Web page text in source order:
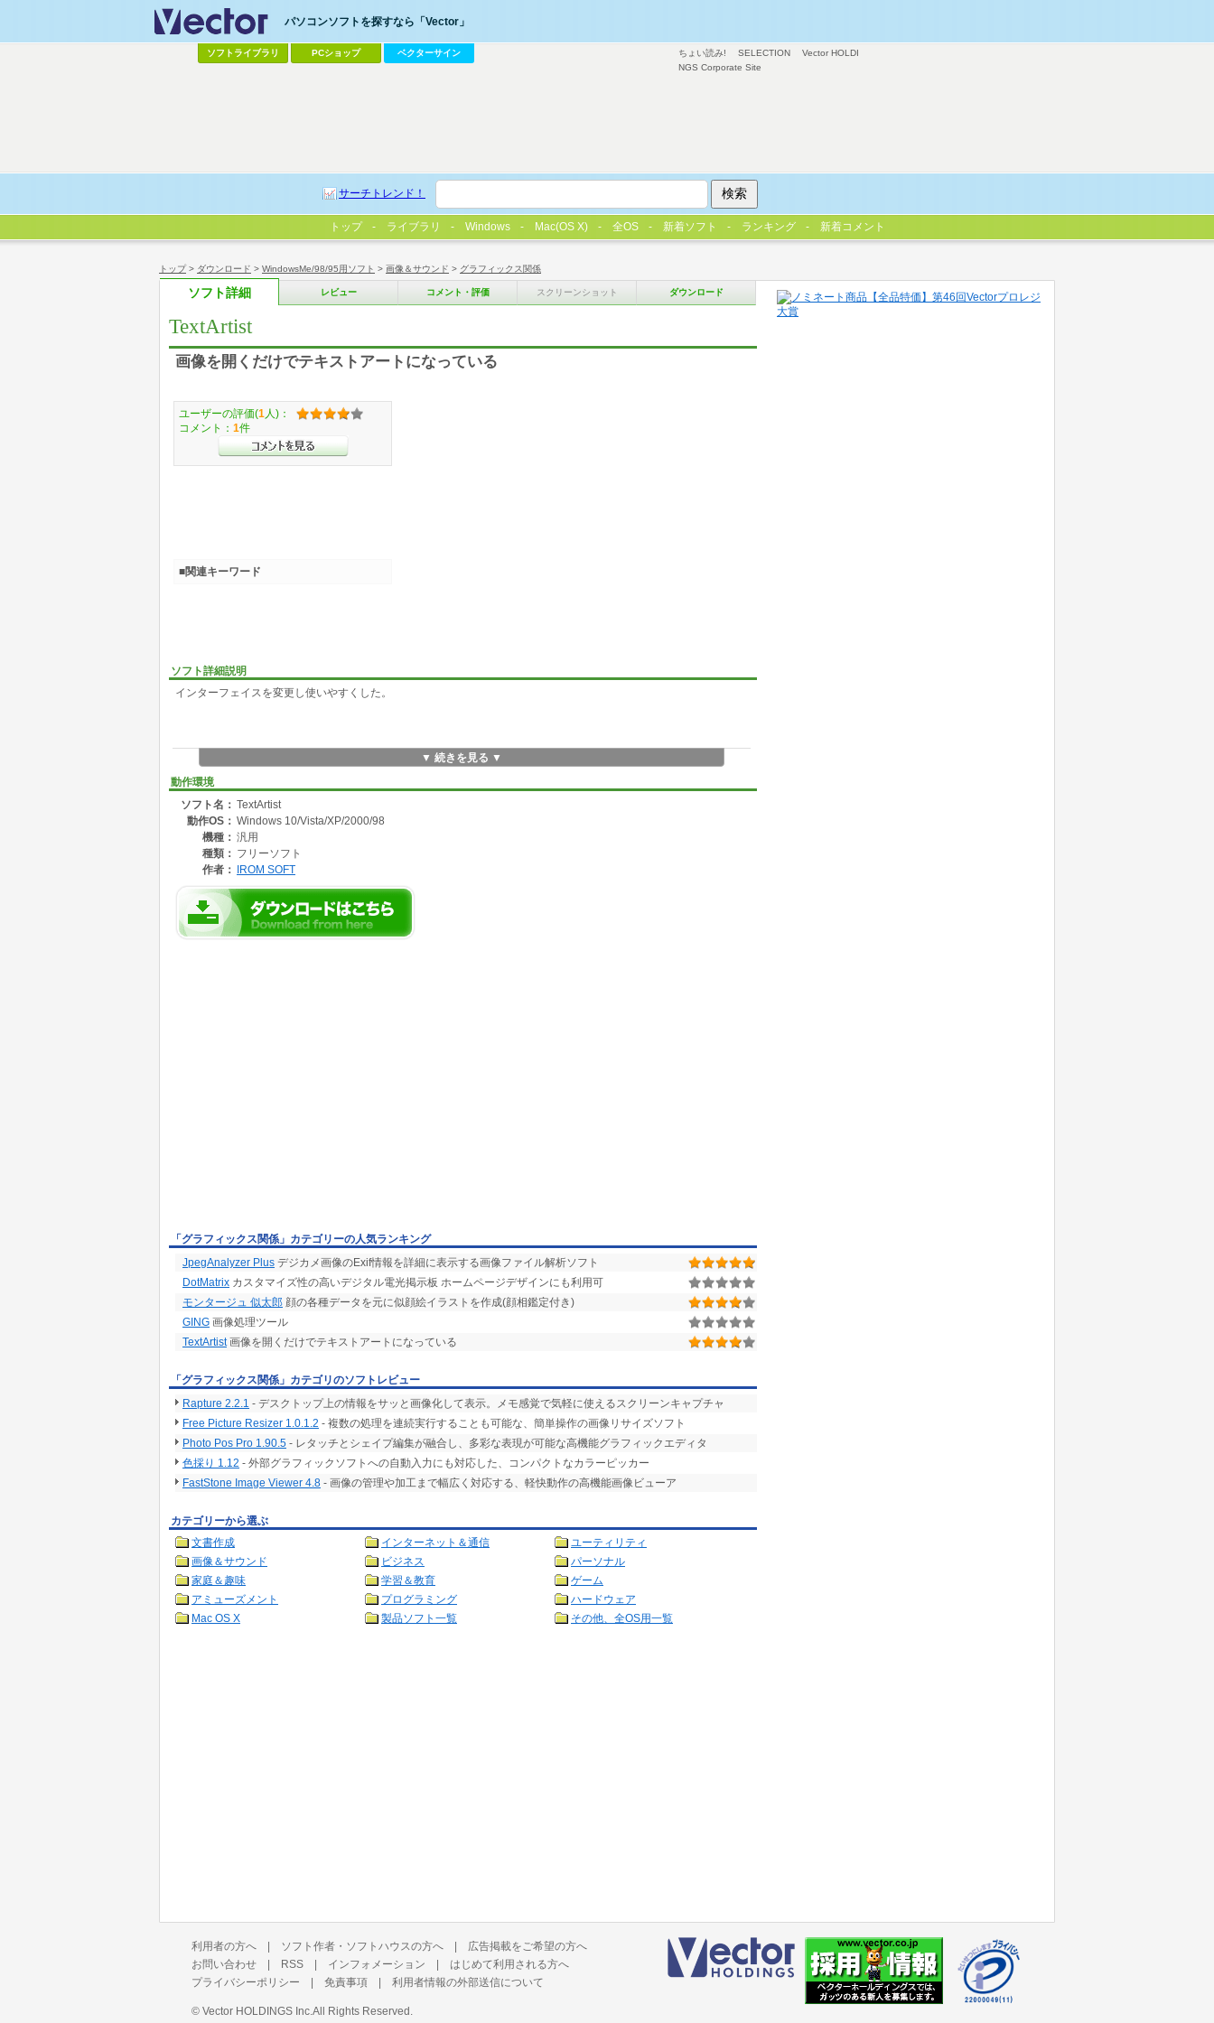
トップ> ダウンロード > WindowsMe/98/95用ソフト > 画像＆サウンド > グラフィックス関係
ソフト詳細 レビュー コメント・評価 スクリーンショット ダウンロード
TextArtist
画像を開くだけでテキストアートになっている
ソフト詳細説明
インターフェイスを変更し使いやすくした。
▼ 続きを見る ▼
動作環境
ソフト名： TextArtist
動作OS： Windows 10/Vista/XP/2000/98
機種： 汎用
種類： フリーソフト
作者： IROM SOFT
ユーザーの評価(1 人)：
コメント： 1件
■関連キーワード
「グラフィックス関係」カテゴリーの人気ランキング
JpegAnalyzer Plus デジカメ画像のExif情報を詳細に表示する画像ファイル解析ソフト
DotMatrix カスタマイズ性の高いデジタル電光掲示板 ホームページデザインにも利用可
モンタージュ 似太郎 顔の各種データを元に似顔絵イラストを作成(顔相鑑定付き)
GING 画像処理ツール
TextArtist画像を開くだけでテキストアートになっている
「グラフィックス関係」カテゴリのソフトレビュー
Rapture 2.2.1 - デスクトップ上の情報をサッと画像化して表示。メモ感覚で気軽に使えるスクリーンキャプチャ
Free Picture Resizer 1.0.1.2 - 複数の処理を連続実行することも可能な、簡単操作の画像リサイズソフト
Photo Pos Pro 1.90.5 - レタッチとシェイプ編集が融合し、多彩な表現が可能な高機能グラフィックエディタ
色採り 1.12 - 外部グラフィックソフトへの自動入力にも対応した、コンパクトなカラーピッカー
FastStone Image Viewer 4.8 - 画像の管理や加工まで幅広く対応する、軽快動作の高機能画像ビューア
カテゴリーから選ぶ
文書作成
インターネット＆通信
ユーティリティ
画像＆サウンド
ビジネス
パーソナル
家庭＆趣味
学習＆教育
ゲーム
アミューズメント
プログラミング
ハードウェア
Mac OS X
製品ソフト一覧 その他、全OS用一覧
ちょい読み! SELECTION
Vector HOLDI
NGS Corporate Site
パソコンソフトを探すなら「Vector」
ソフトライブラリ PCショップ ベクターサイン
サーチトレンド！
トップ ライブラリ Windows Mac(OS X) 全OS 新着ソフト ランキング 新着コメント
利用者の方へ | ソフト作者・ソフトハウスの方へ | 広告掲載をご希望の方へ
お問い合わせ | RSS | インフォメーション | はじめて利用される方へ
プライバシーポリシー | 免責事項 | 利用者情報の外部送信について
© Vector HOLDINGS Inc. All Rights Reserved.